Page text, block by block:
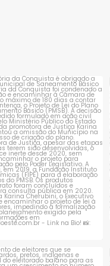
Vitória da Conquista é
a...
1 0
de eleitores que se